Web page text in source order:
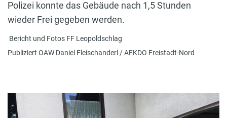
Polizei konnte das Gebäude nach 1,5 Stunden
wieder Frei gegeben werden.
Bericht und Fotos FF Leopoldschlag
Publiziert OAW Daniel Fleischanderl / AFKDO Freistadt-Nord